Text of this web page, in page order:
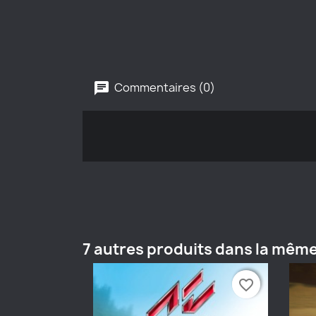
Commentaires (0)
7 autres produits dans la
favorite_border
favorite_border